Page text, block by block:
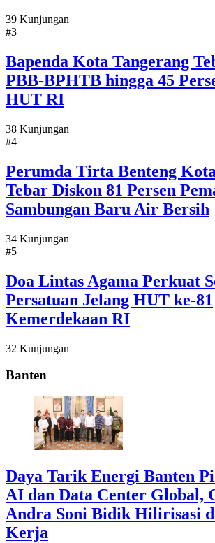
39 Kunjungan
#3
Bapenda Kota Tangerang
PBB-BPHTB hingga 45
HUT RI
38 Kunjungan
#4
Perumda Tirta Benteng
Tebar Diskon 81 Persen
Sambungan Baru Air Bersih
34 Kunjungan
#5
Doa Lintas Agama Perkuat
Persatuan Jelang HUT ke-81
Kemerdekaan RI
32 Kunjungan
Banten
Daya Tarik Energi Banten
AI dan Data Center Global,
Andra Soni Bidik Hilirisasi
Kerja